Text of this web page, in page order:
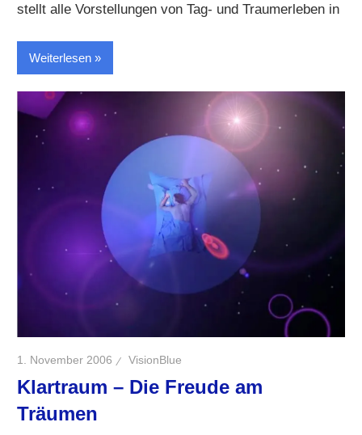
stellt alle Vorstellungen von Tag- und Traumerleben in
Weiterlesen
1. November 2006 VisionBlue
Klartraum – Die Freude am
Träumen